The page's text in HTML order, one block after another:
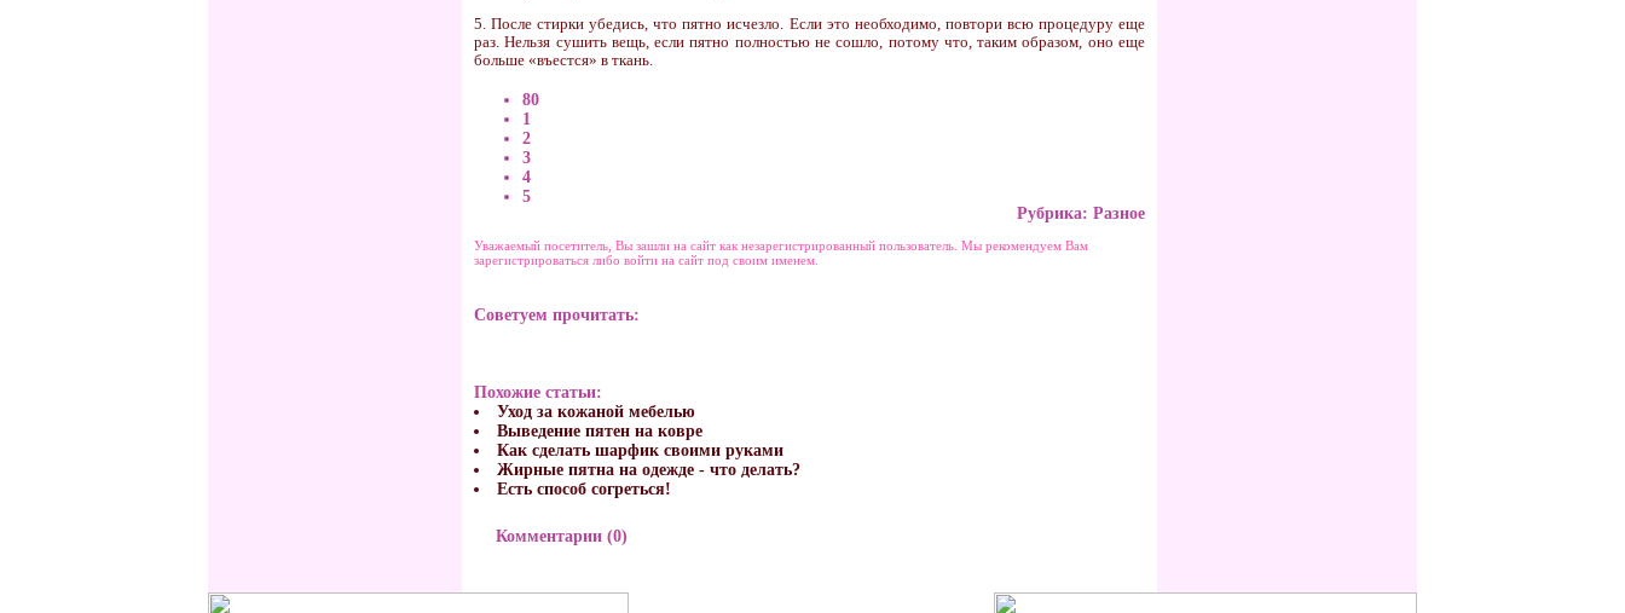
5. После стирки убедись, что пятно исчезло. Если это необходимо, повтори всю процедуру еще
раз. Нельзя сушить вещь, если пятно полностью не сошло, потому что, таким образом, оно еще
больше «въестся» в ткань.
80
1
2
3
4
5
Рубрика: Разное
Уважаемый посетитель, Вы зашли на сайт как незарегистрированный пользователь. Мы рекомендуем Вам
зарегистрироваться либо войти на сайт под своим именем.
Советуем прочитать:
Похожие статьи:
Уход за кожаной мебелью
Выведение пятен на ковре
Как сделать шарфик своими руками
Жирные пятна на одежде - что делать?
Есть способ согреться!
Комментарии (0)